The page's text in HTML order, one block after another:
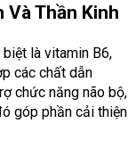
Và Thần Kinh
là vitamin B6,
các chất dẫn
chức năng não bộ,
góp phần cải thiện